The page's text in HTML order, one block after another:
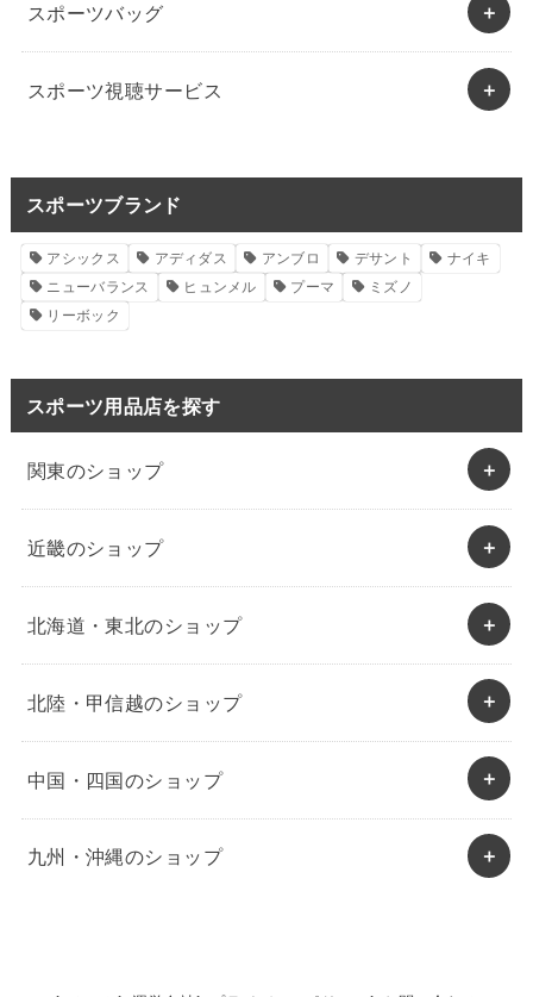
スポーツバッグ
スポーツ視聴サービス
スポーツブランド
アシックス アディダス アンブロ デサント
ナイキ
ニューバランス
ヒュンメル プーマ
ミズノ
リーボック
スポーツ用品店を探す
関東のショップ
近畿のショップ
北海道・東北のショップ
北陸・甲信越のショップ
中国・四国のショップ
九州・沖縄のショップ